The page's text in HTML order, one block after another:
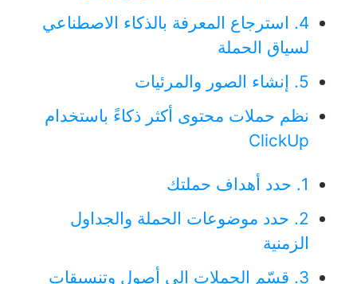
4. استرجاع المعرفة بالذكاء الاصطناعي
لسياق الحملة
5. إنشاء الصور والمرئيات
نظم حملات محتوى أكثر ذكاءً باستخدام
ClickUp
1. حدد أهداف حملتك
2. حدد موضوعات الحملة والجداول
الزمنية
3. قسّم الحملات إلى أصول وتنسيقات